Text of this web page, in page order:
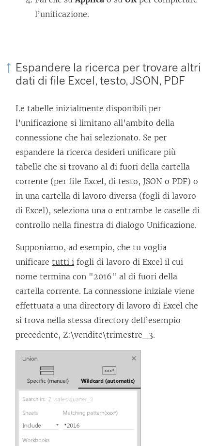
l’unificazione.
Espandere la ricerca per trovare altri
dati di file Excel, testo, JSON, PDF
Le tabelle inizialmente disponibili per
l’unificazione si limitano all’ambito della
connessione che hai selezionato. Se per
espandere la ricerca desideri unificare più
tabelle che si trovano al di fuori della cartella
corrente (per file Excel, di testo, JSON o PDF) o
in una cartella di lavoro diversa (fogli di lavoro
di Excel), seleziona una o entrambe le caselle di
controllo nella finestra di dialogo Unificazione.
Supponiamo, ad esempio, che tu voglia
unificare tutti i fogli di lavoro di Excel il cui
nome termina con "2016" al di fuori della
cartella corrente. La connessione iniziale viene
effettuata a una directory di lavoro di Excel che
si trova nella stessa directory dell’esempio
precedente, Z:\vendite\trimestre_3.